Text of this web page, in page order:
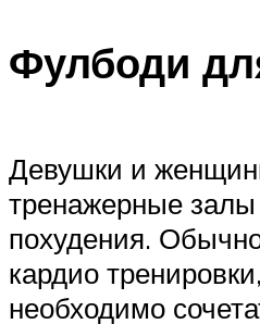
ОЧИСТКА БАССЕЙНОВ
Фулбоди
Девушки и
тренажерные
похудения.
кардио
необходимо